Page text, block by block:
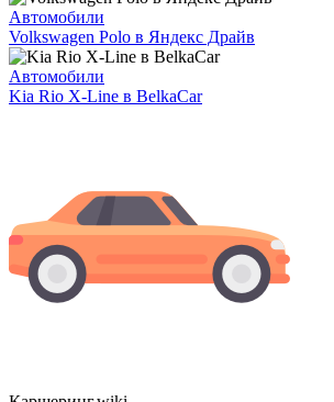
Автомобили
Volkswagen Polo в Яндекс Драйв
Автомобили
Kia Rio X-Line в BelkaCar